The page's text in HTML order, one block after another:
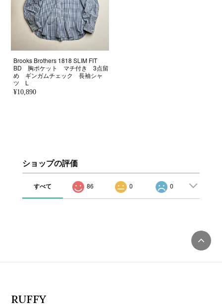
Brooks Brothers 1818 SLIM FIT
BD 胸ポケット マチ付き 3点留
め ギンガムチェック 長袖シャ
ツ L
¥10,890
ショップの評価
すべて 86 0 0
RUFFY